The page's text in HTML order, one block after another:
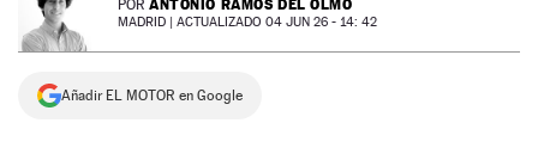
NEWSLETTER
SÍGUENOS
POR ANTONIO RAMOS DEL OLMO
MADRID | ACTUALIZADO 04 JUN 26 - 14: 42
Añadir EL MOTOR en Google